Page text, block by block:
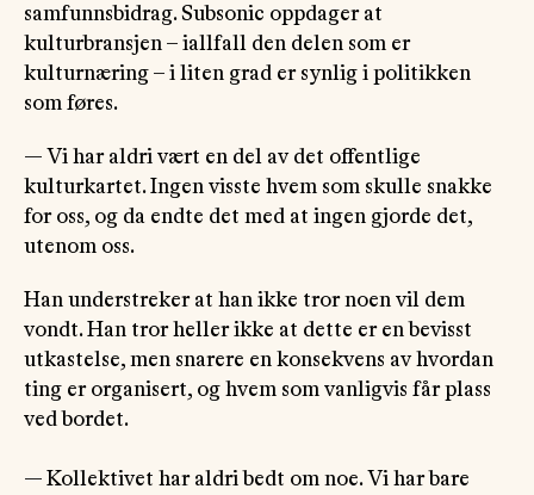
samfunnsbidrag. Subsonic oppdager at
kulturbransjen – iallfall den delen som er
kulturnæring – i liten grad er synlig i politikken
som føres.
— Vi har aldri vært en del av det offentlige
kulturkartet. Ingen visste hvem som skulle snakke
for oss, og da endte det med at ingen gjorde det,
utenom oss.
Han understreker at han ikke tror noen vil dem
vondt. Han tror heller ikke at dette er en bevisst
utkastelse, men snarere en konsekvens av hvordan
ting er organisert, og hvem som vanligvis får plass
ved bordet.
— Kollektivet har aldri bedt om noe. Vi har bare